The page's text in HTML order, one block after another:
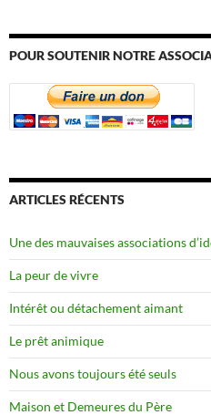
POUR SOUTENIR NOTRE
ARTICLES RÉCENTS
Une des mauvaises associations
La peur de vivre
Intérêt ou détachement aimant
Le prêt animique
Nous avons toujours été seuls
Maison et Demeures du Père